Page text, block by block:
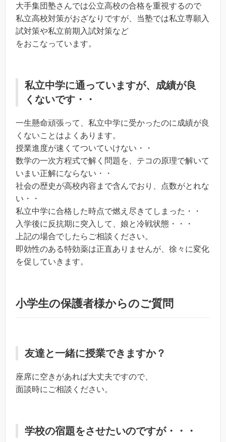
大手集団塾さんでは公立高校の合格を重視するので
私立高校対策がおざなりですが、当塾では私立専願入
試対策や私立前期入試対策など
をおこなっています。
私立中学に通っていますが、成績が良
くないです・・
一生懸命頑張って、私立中学に受かったのに成績が良
くないことはよくあります。
授業進度が速くてついていけない・・
数学の一次方程式で解く問題を、テコの原理で解いて
いまい正解にならない・・
社会の歴史が高校内容まで含んでおり、点数がとれな
い・・
私立中学に合格した時点で燃え尽きてしまった・・
入学後に反抗期に突入して、娘と冷戦状態・・・
上記の場合でしたらご相談ください。
即効性のある特効薬は正直ありませんが、徐々に変化
を促していきます。
小学生の保護者様からのご質問
友達と一緒に授業できますか？
座席に空きがあれば大丈夫ですので、
面談時にご相談ください。
学校の宿題をさせたいのですが・・・